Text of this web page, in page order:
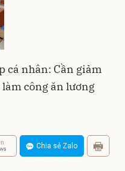
cá nhân: Cần giảm
công ăn lương
Chia sẻ Zalo